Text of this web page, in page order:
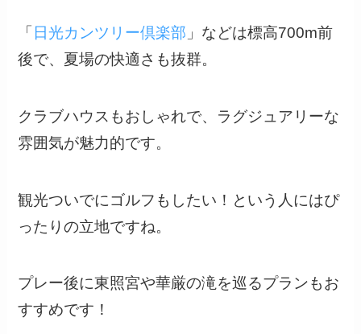
「 日光カンツリー倶楽部 」などは標高700m前
後で、夏場の快適さも抜群。
クラブハウスもおしゃれで、ラグジュアリーな
雰囲気が魅力的です。
観光ついでにゴルフもしたい！という人にはぴ
ったりの立地ですね。
プレー後に東照宮や華厳の滝を巡るプランもお
すすめです！